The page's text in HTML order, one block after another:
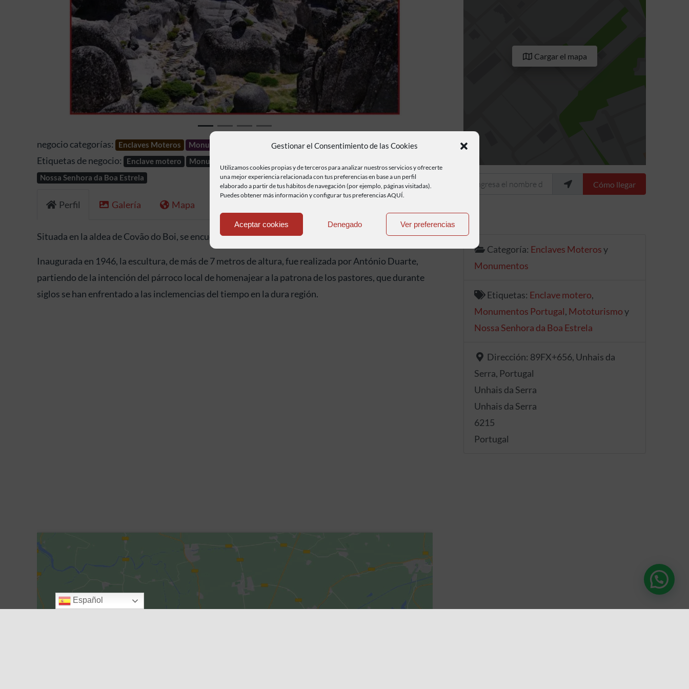
Gestionar el Consentimiento de las Cookies
Utilizamos cookies propias y de terceros para analizar nuestros servicios y ofrecerte
una mejor experiencia relacionada con tus preferencias en base a un perfil
elaborado a partir de tus hábitos de navegación (por ejemplo, páginas visitadas).
Puedes obtener más información y configurar tus preferencias AQUÍ.
Aceptar cookies Denegado Ver preferencias
Anterior
negocio categorías: Enclaves Moteros Monumentos
Etiquetas de negocio: Enclave motero Monumentos Portugal
Nossa Senhora da Boa Estrela
Perfil Galería Mapa
Situada en la aldea de Covão do Boi, se encuentraNossa Senhora da Boa Estrela esculpida en la roca.
Inaugurada en 1946, la escultura, de más de 7 metros de altura, fue realizada por António Duarte,
partiendo de la intención del párroco local de homenajear a la patrona de los pastores, que durante
siglos se han enfrentado a las inclemencias del tiempo en la dura región.
Cargar el mapa
Ingresa el nombre de tu ubicaciónCómo llegar
Categoría: Enclaves Moterosy
Monumentos
Etiquetas: Enclave motero,
Monumentos Portugal, Mototurismoy
Nossa Senhora da Boa Estrela
Dirección: 89FX+656, Unhais da
Serra, Portugal
Unhais da Serra
Unhais da Serra
6215
Portugal
Español